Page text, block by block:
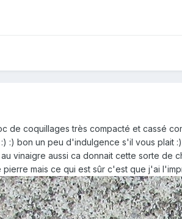
de coquillages très compacté et cassé
:) bon un peu d'indulgence s'il vous plait
vinaigre aussi ca donnait cette sorte de
mais ce qui est sûr c'est que j'ai